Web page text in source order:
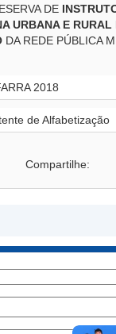
DE
URBANA E RURAL
DA REDE PÚBLICA
2018
de Alfabetização
Compartilhe: